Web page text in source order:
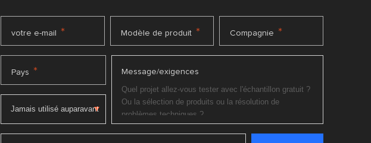
votre e-mail * Modèle de produit * Compagnie *
Pays * Message/exigences